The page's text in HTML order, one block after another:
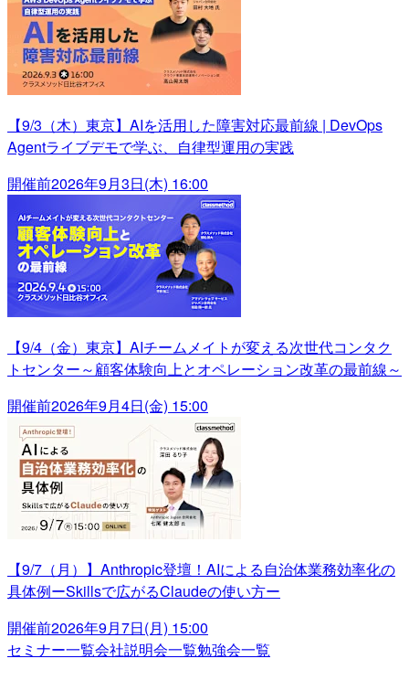
【9/3（木）東京】AIを活用した障害対応最前線 | DevOps
Agentライブデモで学ぶ、自律型運用の実践
開催前2026年9月3日(木) 16:00
【9/4（金）東京】AIチームメイトが変える次世代コンタク
トセンター～顧客体験向上とオペレーション改革の最前線～
開催前2026年9月4日(金) 15:00
【9/7（月）】Anthropic登壇！AIによる自治体業務効率化の
具体例ーSkillsで広がるClaudeの使い方ー
開催前2026年9月7日(月) 15:00
セミナー一覧会社説明会一覧勉強会一覧